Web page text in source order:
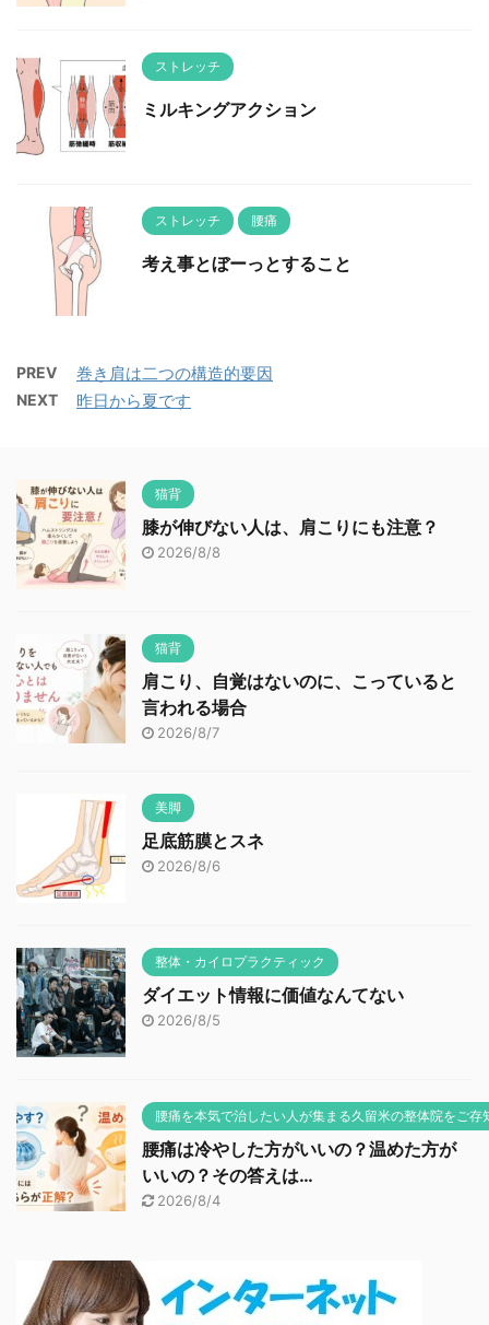
ストレッチ
ミルキングアクション
ストレッチ 腰痛
考え事とぼーっとすること
PREV 巻き肩は二つの構造的要因
NEXT 昨日から夏です
猫背
膝が伸びない人は、肩こりにも注意？
2026/8/8
猫背
肩こり、自覚はないのに、こっていると
言われる場合
2026/8/7
美脚
足底筋膜とスネ
2026/8/6
整体・カイロプラクティック
ダイエット情報に価値なんてない
2026/8/5
腰痛を本気で治したい人が集まる久留米の整体院をご存
腰痛は冷やした方がいいの？温めた方が
いいの？その答えは…
2026/8/4